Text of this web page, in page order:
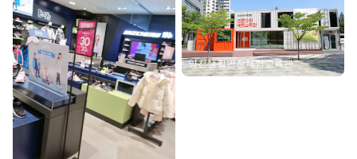
양천생활안전체험교육관